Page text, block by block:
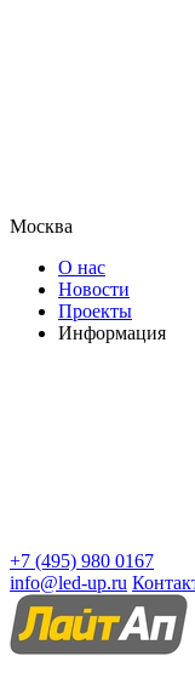
Москва
О нас
Новости
Проекты
Информация
+7 (495) 980 0167
info@led-up.ru